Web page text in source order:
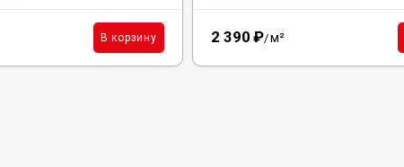
В корзину 2 390 ₽/м²